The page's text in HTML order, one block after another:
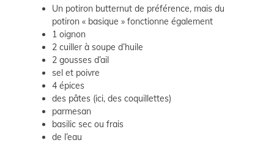
Un potiron butternut de préférence, mais du
potiron « basique » fonctionne également
1 oignon
2 cuiller à soupe d’huile
2 gousses d’ail
sel et poivre
4 épices
des pâtes (ici, des coquillettes)
parmesan
basilic sec ou frais
de l’eau